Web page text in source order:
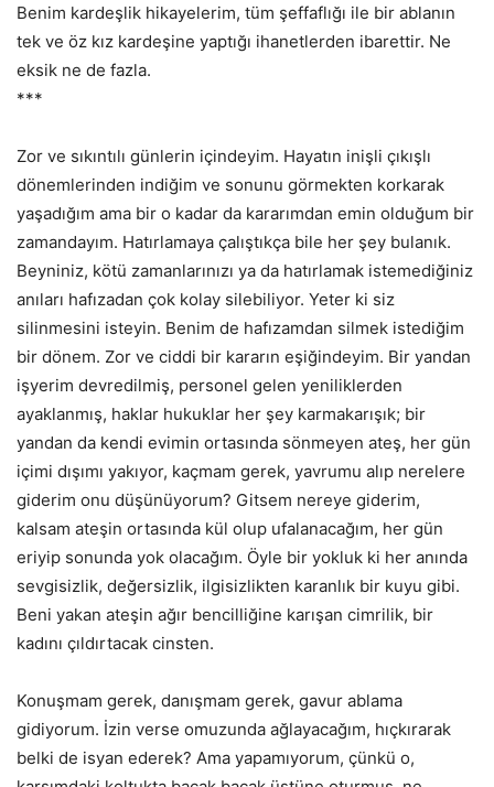
Benim kardeşlik hikayelerim, tüm şeffaflığı ile bir ablanın
tek ve öz kız kardeşine yaptığı ihanetlerden ibarettir. Ne
eksik ne de fazla.
***
Zor ve sıkıntılı günlerin içindeyim. Hayatın inişli çıkışlı
dönemlerinden indiğim ve sonunu görmekten korkarak
yaşadığım ama bir o kadar da kararımdan emin olduğum bir
zamandayım. Hatırlamaya çalıştıkça bile her şey bulanık.
Beyniniz, kötü zamanlarınızı ya da hatırlamak istemediğiniz
anıları hafızadan çok kolay silebiliyor. Yeter ki siz
silinmesini isteyin. Benim de hafızamdan silmek istediğim
bir dönem. Zor ve ciddi bir kararın eşiğindeyim. Bir yandan
işyerim devredilmiş, personel gelen yeniliklerden
ayaklanmış, haklar hukuklar her şey karmakarışık; bir
yandan da kendi evimin ortasında sönmeyen ateş, her gün
içimi dışımı yakıyor, kaçmam gerek, yavrumu alıp nerelere
giderim onu düşünüyorum? Gitsem nereye giderim,
kalsam ateşin ortasında kül olup ufalanacağım, her gün
eriyip sonunda yok olacağım. Öyle bir yokluk ki her anında
sevgisizlik, değersizlik, ilgisizlikten karanlık bir kuyu gibi.
Beni yakan ateşin ağır bencilliğine karışan cimrilik, bir
kadını çıldırtacak cinsten.
Konuşmam gerek, danışmam gerek, gavur ablama
gidiyorum. İzin verse omuzunda ağlayacağım, hıçkırarak
belki de isyan ederek? Ama yapamıyorum, çünkü o,